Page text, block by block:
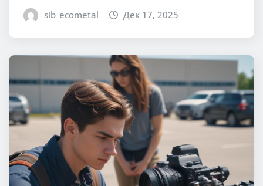
sib_ecometal Дек 17, 2025